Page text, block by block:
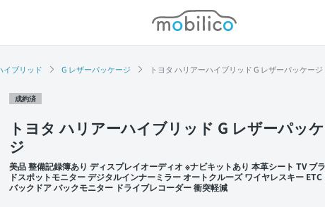
モビリコ
イブリッド G レザーパッケージ トヨタ ハリアーハイブリッド G レザーパッケー
成約済
トヨタ ハリアーハイブリッド G レザーパッ
ジ
美品 整備記録簿あり ディスプレイオーディオ ※ナビキットあり 本革シート TV ブ
ドスポットモニター デジタルインナーミラー オートクルーズ ワイヤレスキー ETC
バックドア バックモニター ドライブレコーダー 衝突軽減
外装 左前